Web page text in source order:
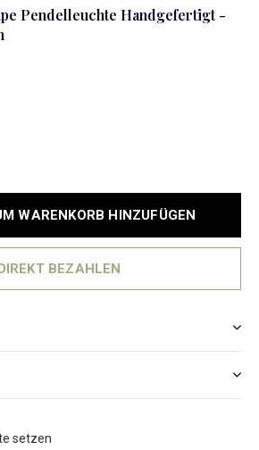
Pendelleuchte Handgefertigt -
WARENKORB HINZUFÜGEN
BEZAHLEN
setzen